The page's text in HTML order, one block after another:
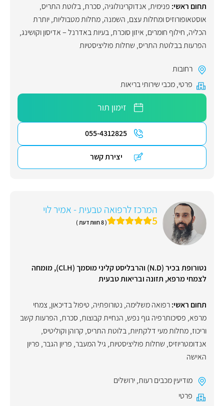
תחום ראשי: פנימית, אנדוקרינולוגיה, סכרת,בלוטת התריס,
אוסטאופורוזיס ומחלות עצם, השמנה,מחלות מטבוליות,יותרת
הכליה, חילוף חומרים, איזון סוכרת,בעיות באדרנל – אדיסון וקושינג,
הפרעות בבלוטת התריס, שחלות פוליציסטיות
רחובות
פרטי,מכבי שירותי בריאות
זימון תור
055-4312825
יצירת קשר
המרכז לרפואה טבעית - אמיר לוי
5 ( 8 חוות דעת )
נטורופת בכיר (N.D) והרבליסט קליני מוסמך (Cl.H), מומחה
לצמחי מרפא, תזונה ובריאות טבעית
תחום ראשי:רפואה משלימה, נטורופתיה, טיפול בדיכאון, צמחי
מרפא, פסיכותרפיה גוף נפש, הנחיית קבוצות, סכרת, הפרעות קשב
וריכוז,מחלות מעי דלקתיות,בלוטת התריס, קרוהן וקוליטיס,
אנדומטריוזיס, שחלות פוליציסטיות, גיל המעבר, פריון הגבר, פריון
האישה
מודיעין מכבים רעות,ירושלים
פרטי